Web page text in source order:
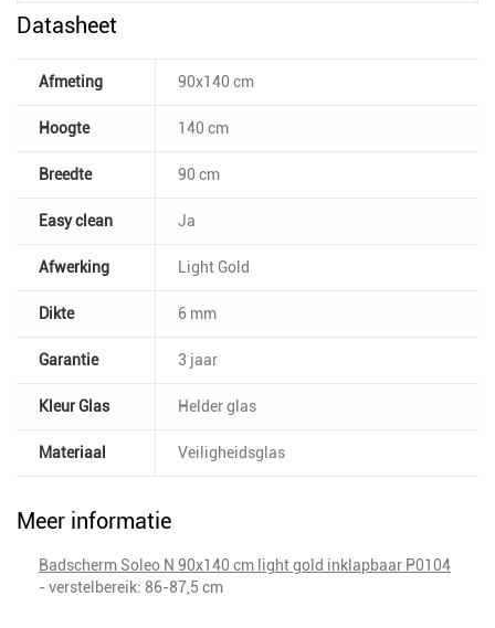
Datasheet
Afmeting 90x140 cm
Hoogte 140 cm
Breedte 90 cm
Easy clean Ja
Afwerking Light Gold
Dikte 6 mm
Garantie 3 jaar
Kleur Glas Helder glas
Materiaal Veiligheidsglas
Meer informatie
Badscherm Soleo N 90x140 cm light gold inklapbaar P0104
- verstelbereik: 86-87,5 cm